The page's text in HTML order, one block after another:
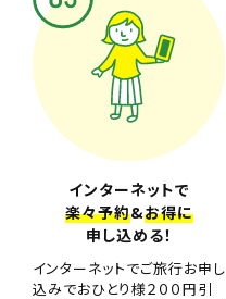
インターネットで
楽々予約&お得に
申し込める！
インターネットでご旅行お申し
込みでおひとり様２００円引